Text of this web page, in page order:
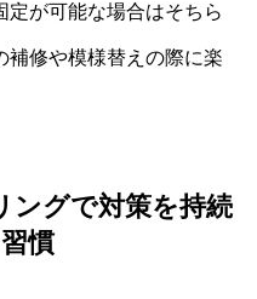
定が可能な場合はそちら
補修や模様替えの際に楽
ングで対策を持続
慣